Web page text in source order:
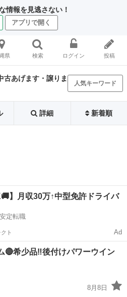
情報を見逃さない！
アプリで開く
県 検索 ログイン 投稿
古あげます・譲りま
人気キーワード
詳細 新着順
】月収30万↑中型免許ドライバ
定転職
ト Ad
🔴希少品‼️後付けパワーウイン
8月8日